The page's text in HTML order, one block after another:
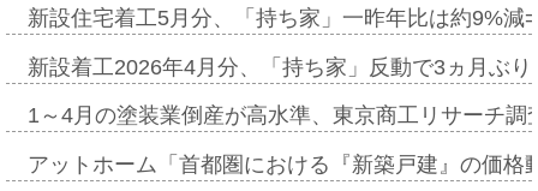
新設住宅着工5月分、「持ち家」一昨年比は約9%
新設着工2026年4月分、「持ち家」反動で3ヵ月ぶ
1～4月の塗装業倒産が高水準、東京商工リサーチ
アットホーム「首都圏における『新築戸建』の価